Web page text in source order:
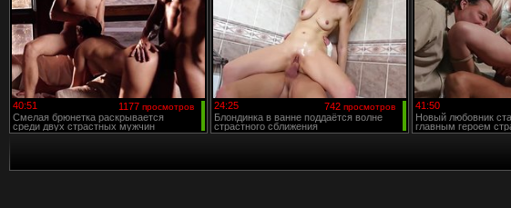
40:51 1177 просмотров
Смелая брюнетка раскрывается
среди двух страстных мужчин
24:25 742 просмотров
Блондинка в ванне поддаётся волне
страстного сближения
41:50
Новый любовник
главным героем
спектакля